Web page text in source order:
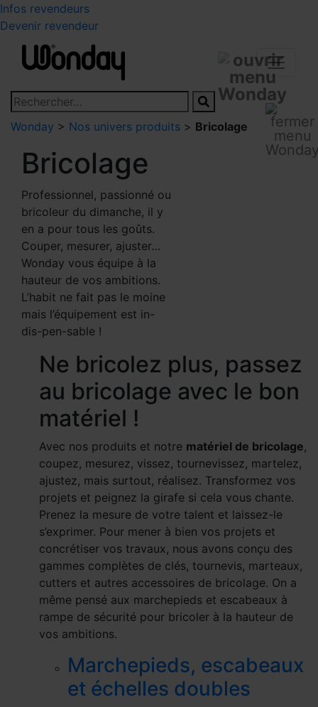
Infos revendeurs
Devenir revendeur
Wonday > Nos univers produits > Bricolage
Bricolage
Professionnel, passionné ou
bricoleur du dimanche, il y
en a pour tous les goûts.
Couper, mesurer, ajuster…
Wonday vous équipe à la
hauteur de vos ambitions.
L’habit ne fait pas le moine
mais l’équipement est in-
dis-pen-sable !
Ne bricolez plus, passez
au bricolage avec le bon
matériel !
Avec nos produits et notre matériel de bricolage,
coupez, mesurez, vissez, tournevissez, martelez,
ajustez, mais surtout, réalisez. Transformez vos
projets et peignez la girafe si cela vous chante.
Prenez la mesure de votre talent et laissez-le
s’exprimer. Pour mener à bien vos projets et
concrétiser vos travaux, nous avons conçu des
gammes complètes de clés, tournevis, marteaux,
cutters et autres accessoires de bricolage. On a
même pensé aux marchepieds et escabeaux à
rampe de sécurité pour bricoler à la hauteur de
vos ambitions.
Marchepieds, escabeaux
et échelles doubles